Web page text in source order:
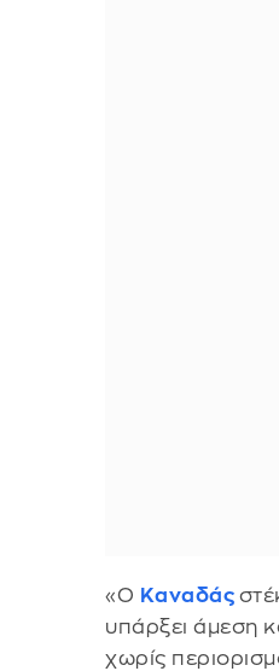
«Ο Καναδάς
υπάρξει άμεση
χωρίς